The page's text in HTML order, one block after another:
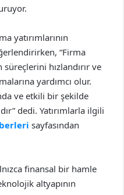
yatırımlarının
“Firma
hızlandırır ve
yardımcı olur.
ve etkili bir şekilde
dedi. Yatırımlarla ilgili
sayfasından
finansal bir hamle
altyapının